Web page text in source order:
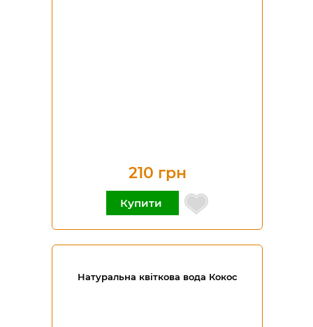
210 грн
Купити
Натуральна квіткова вода Кокос